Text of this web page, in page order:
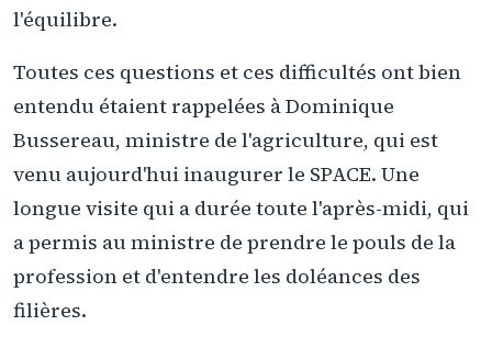
l'équilibre.
Toutes ces questions et ces difficultés ont bien
entendu étaient rappelées à Dominique
Bussereau, ministre de l'agriculture, qui est
venu aujourd'hui inaugurer le SPACE. Une
longue visite qui a durée toute l'après-midi, qui
a permis au ministre de prendre le pouls de la
profession et d'entendre les doléances des
filières.